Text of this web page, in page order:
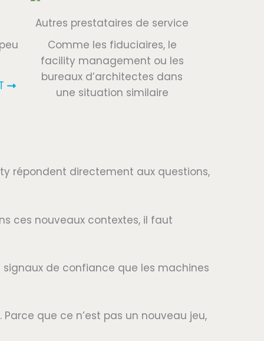
Autres prestataires de service
Comme les fiduciaires, le
facility management ou les
bureaux d’architectes dans
une situation similaire
répondent directement aux questions,
ces nouveaux contextes, il faut
de confiance que les machines
. Parce que ce n’est pas un nouveau jeu,